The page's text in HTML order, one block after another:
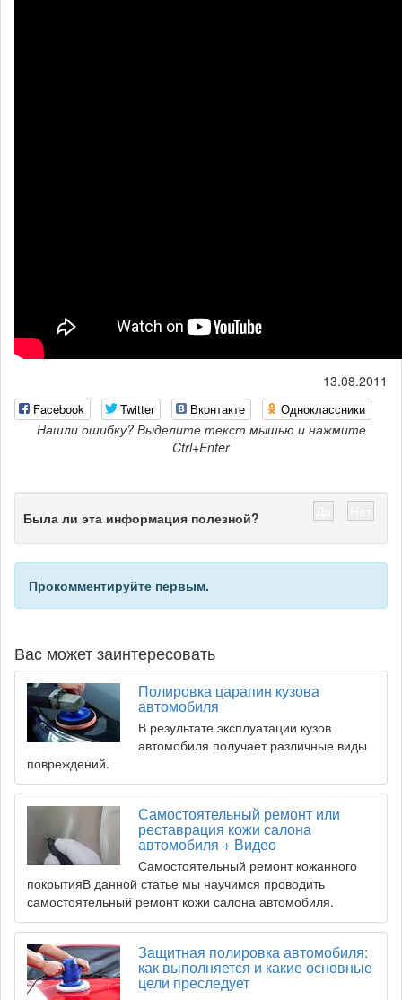
13.08.2011
Facebook Twitter Вконтакте Одноклассники
Нашли ошибку? Выделите текст мышью и нажмите
Ctrl+Enter
Была ли эта информация полезной?
Прокомментируйте первым.
Вас может заинтересовать
Полировка царапин кузова
автомобиля
В результате эксплуатации кузов
автомобиля получает различные виды
повреждений.
Самостоятельный ремонт или
реставрация кожи салона
автомобиля + Видео
Самостоятельный ремонт кожанного
покрытияВ данной статье мы научимся проводить
самостоятельный ремонт кожи салона автомобиля.
Защитная полировка автомобиля:
как выполняется и какие основные
цели преследует